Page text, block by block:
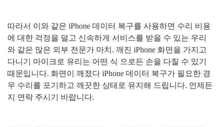
따라서 이와 같은 iPhone 데이터 복구를 사용하면 수리 비용
에 대한 걱정을 덜고 신속하게 서비스를 받을 수 있는 우리
와 같은 많은 외부 전문가 마치 . 깨진 iPhone 화면을 가지고
다니기 마이크로 유리는 어떤 식 으로든 손을 다칠 수 있기
때문입니다. 화면이 깨졌다 iPhone 데이터 복구가 필요한 경
우 수리를 포기하고 깨끗한 상태로 유지해 드립니다. 언제든
지 연락 주시기 바랍니다.